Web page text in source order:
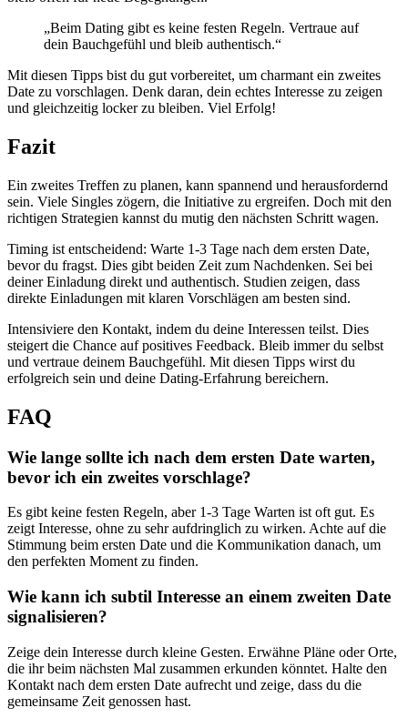
„Beim Dating gibt es keine festen Regeln. Vertraue auf
dein Bauchgefühl und bleib authentisch.“
Mit diesen Tipps bist du gut vorbereitet, um charmant ein zweites
Date zu vorschlagen. Denk daran, dein echtes Interesse zu zeigen
und gleichzeitig locker zu bleiben. Viel Erfolg!
Fazit
Ein zweites Treffen zu planen, kann spannend und herausfordernd
sein. Viele Singles zögern, die Initiative zu ergreifen. Doch mit den
richtigen Strategien kannst du mutig den nächsten Schritt wagen.
Timing ist entscheidend: Warte 1-3 Tage nach dem ersten Date,
bevor du fragst. Dies gibt beiden Zeit zum Nachdenken. Sei bei
deiner Einladung direkt und authentisch. Studien zeigen, dass
direkte Einladungen mit klaren Vorschlägen am besten sind.
Intensiviere den Kontakt, indem du deine Interessen teilst. Dies
steigert die Chance auf positives Feedback. Bleib immer du selbst
und vertraue deinem Bauchgefühl. Mit diesen Tipps wirst du
erfolgreich sein und deine Dating-Erfahrung bereichern.
FAQ
Wie lange sollte ich nach dem ersten Date warten,
bevor ich ein zweites vorschlage?
Es gibt keine festen Regeln, aber 1-3 Tage Warten ist oft gut. Es
zeigt Interesse, ohne zu sehr aufdringlich zu wirken. Achte auf die
Stimmung beim ersten Date und die Kommunikation danach, um
den perfekten Moment zu finden.
Wie kann ich subtil Interesse an einem zweiten Date
signalisieren?
Zeige dein Interesse durch kleine Gesten. Erwähne Pläne oder Orte,
die ihr beim nächsten Mal zusammen erkunden könntet. Halte den
Kontakt nach dem ersten Date aufrecht und zeige, dass du die
gemeinsame Zeit genossen hast.